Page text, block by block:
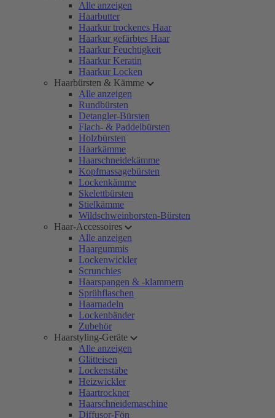
Alle anzeigen
Haarbutter
Haarkur trockenes Haar
Haarkur gefärbtes Haar
Haarkur Feuchtigkeit
Haarkur Keratin
Haarkur Locken
Haarbürsten & Kämme
Alle anzeigen
Rundbürsten
Detangler-Bürsten
Flach- & Paddelbürsten
Holzbürsten
Haarkämme
Haarschneidekämme
Kopfmassagebürsten
Lockenkämme
Skelettbürsten
Stielkämme
Wildschweinborsten-Bürsten
Haar-Accessoires
Alle anzeigen
Haargummis
Lockenwickler
Scrunchies
Haarspangen & -klammern
Sprühflaschen
Haarnadeln
Lockenbänder
Zubehör
Haarstyling-Geräte
Alle anzeigen
Glätteisen
Lockenstäbe
Heizwickler
Haartrockner
Haarschneidemaschine
Diffusor-Fön